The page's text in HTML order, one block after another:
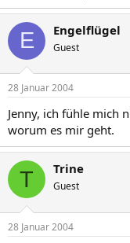
E Engelflügel
Guest
28 Januar 2004
Jenny, ich fühle mich
worum es mir geht.
T Trine
Guest
28 Januar 2004